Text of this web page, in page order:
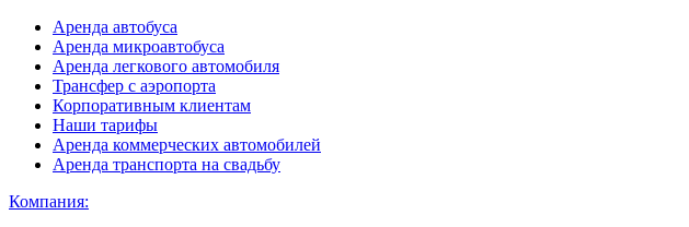
Аренда автобуса
Аренда микроавтобуса
Аренда легкового автомобиля
Трансфер с аэропорта
Корпоративным клиентам
Наши тарифы
Аренда коммерческих автомобилей
Аренда транспорта на свадьбу
Компания: